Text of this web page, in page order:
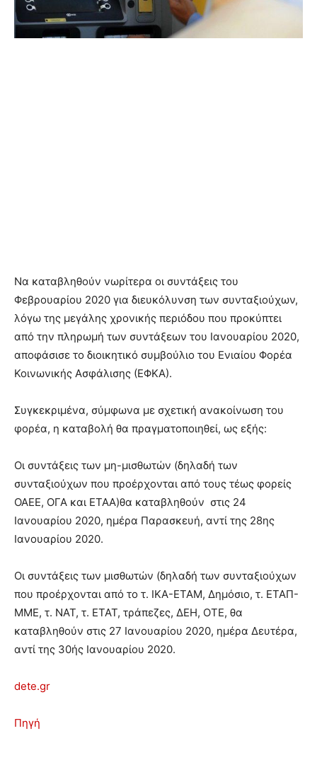
Να καταβληθούν νωρίτερα οι συντάξεις του
Φεβρουαρίου 2020 για διευκόλυνση των συνταξιούχων,
λόγω της μεγάλης χρονικής περιόδου που προκύπτει
από την πληρωμή των συντάξεων του Ιανουαρίου 2020,
αποφάσισε το διοικητικό συμβούλιο του Ενιαίου Φορέα
Κοινωνικής Ασφάλισης (ΕΦΚΑ).
Συγκεκριμένα, σύμφωνα με σχετική ανακοίνωση του
φορέα, η καταβολή θα πραγματοποιηθεί, ως εξής:
Οι συντάξεις των μη-μισθωτών (δηλαδή των
συνταξιούχων που προέρχονται από τους τέως φορείς
ΟΑΕΕ, ΟΓΑ και ΕΤΑΑ)θα καταβληθούν στις 24
Ιανουαρίου 2020, ημέρα Παρασκευή, αντί της 28ης
Ιανουαρίου 2020.
Οι συντάξεις των μισθωτών (δηλαδή των συνταξιούχων
που προέρχονται από το τ. ΙΚΑ-ΕΤΑΜ, Δημόσιο, τ. ΕΤΑΠ-
ΜΜΕ, τ. ΝΑΤ, τ. ΕΤΑΤ, τράπεζες, ΔΕΗ, ΟΤΕ, θα
καταβληθούν στις 27 Ιανουαρίου 2020, ημέρα Δευτέρα,
αντί της 30ής Ιανουαρίου 2020.
dete.gr
Πηγή